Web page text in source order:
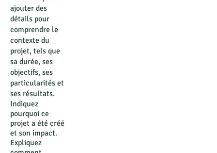
ajouter des
détails pour
comprendre le
contexte du
projet, tels que
sa durée, ses
objectifs, ses
particularités et
ses résultats.
Indiquez
pourquoi ce
projet a été créé
et son impact.
Expliquez